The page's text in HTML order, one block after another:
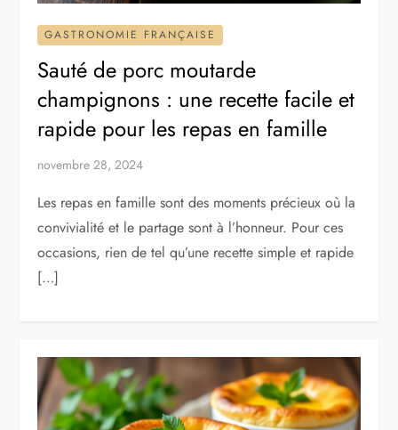
GASTRONOMIE FRANÇAISE
Sauté de porc moutarde
champignons : une recette facile et
rapide pour les repas en famille
novembre 28, 2024
Les repas en famille sont des moments précieux où la
convivialité et le partage sont à l’honneur. Pour ces
occasions, rien de tel qu’une recette simple et rapide
[…]